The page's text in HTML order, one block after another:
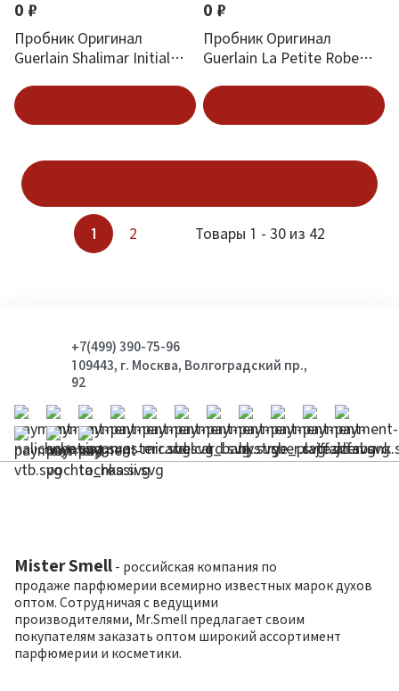
0 ₽
Пробник Оригинал
Guerlain Shalimar Initial
0 ₽
Пробник Оригинал
Guerlain La Petite Robe
ml
1 2 Товары 1 - 30 из 42
+7(499) 390-75-96
109443, г. Москва, Волгоградский пр.,
92
Mister Smell - российская компания по
продаже парфюмерии всемирно известных марок духов
оптом. Сотрудничая с ведущими
производителями, Mr.Smell предлагает своим
покупателям заказать оптом широкий ассортимент
парфюмерии и косметики.